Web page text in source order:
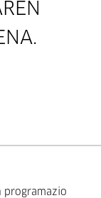
programazio